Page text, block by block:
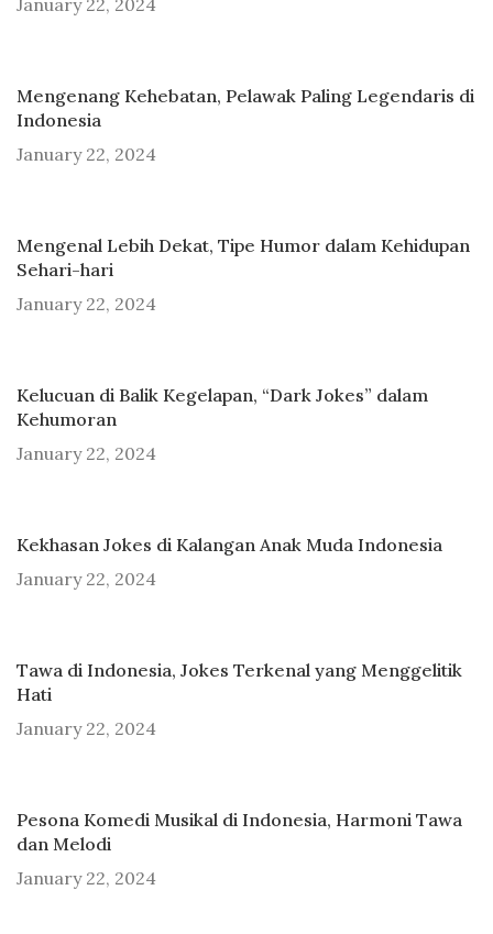
Mengenang Kehebatan, Pelawak Paling Legendaris di
Indonesia
January 22, 2024
Mengenal Lebih Dekat, Tipe Humor dalam Kehidupan
Sehari-hari
January 22, 2024
Kelucuan di Balik Kegelapan, “Dark Jokes” dalam
Kehumoran
January 22, 2024
Kekhasan Jokes di Kalangan Anak Muda Indonesia
January 22, 2024
Tawa di Indonesia, Jokes Terkenal yang Menggelitik
Hati
January 22, 2024
Pesona Komedi Musikal di Indonesia, Harmoni Tawa
dan Melodi
January 22, 2024